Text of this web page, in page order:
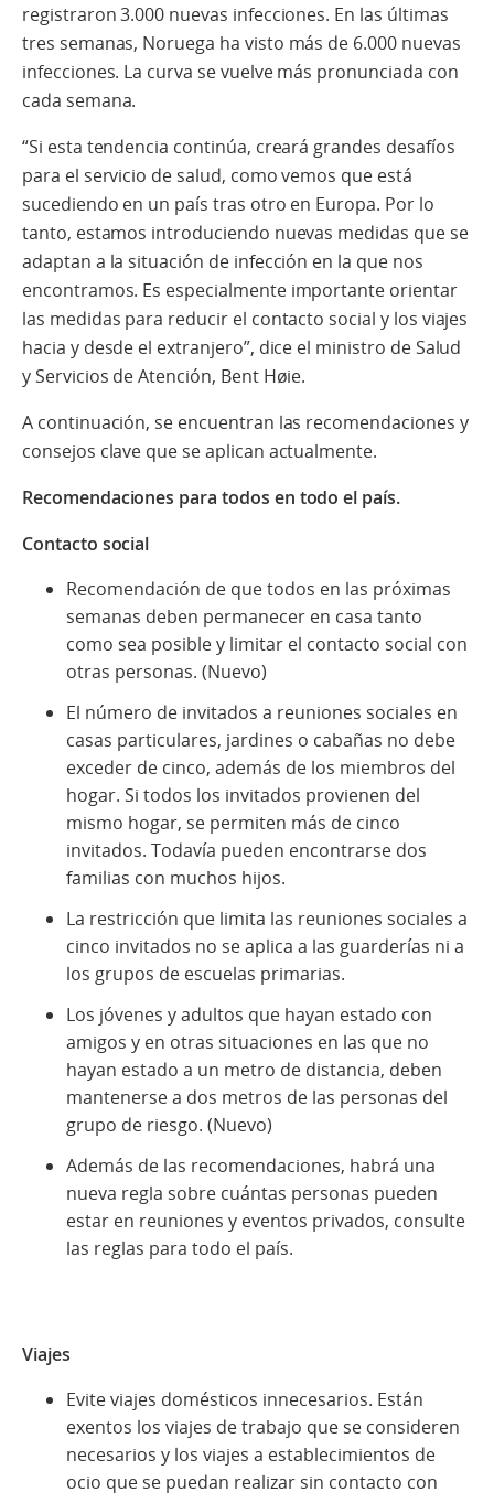
registraron 3.000 nuevas infecciones. En las últimas
tres semanas, Noruega ha visto más de 6.000 nuevas
infecciones. La curva se vuelve más pronunciada con
cada semana.
“Si esta tendencia continúa, creará grandes desafíos
para el servicio de salud, como vemos que está
sucediendo en un país tras otro en Europa. Por lo
tanto, estamos introduciendo nuevas medidas que se
adaptan a la situación de infección en la que nos
encontramos. Es especialmente importante orientar
las medidas para reducir el contacto social y los viajes
hacia y desde el extranjero”, dice el ministro de Salud
y Servicios de Atención, Bent Høie.
A continuación, se encuentran las recomendaciones y
consejos clave que se aplican actualmente.
Recomendaciones para todos en todo el país.
Contacto social
Recomendación de que todos en las próximas
semanas deben permanecer en casa tanto
como sea posible y limitar el contacto social con
otras personas. (Nuevo)
El número de invitados a reuniones sociales en
casas particulares, jardines o cabañas no debe
exceder de cinco, además de los miembros del
hogar. Si todos los invitados provienen del
mismo hogar, se permiten más de cinco
invitados. Todavía pueden encontrarse dos
familias con muchos hijos.
La restricción que limita las reuniones sociales a
cinco invitados no se aplica a las guarderías ni a
los grupos de escuelas primarias.
Los jóvenes y adultos que hayan estado con
amigos y en otras situaciones en las que no
hayan estado a un metro de distancia, deben
mantenerse a dos metros de las personas del
grupo de riesgo. (Nuevo)
Además de las recomendaciones, habrá una
nueva regla sobre cuántas personas pueden
estar en reuniones y eventos privados, consulte
las reglas para todo el país.
Viajes
Evite viajes domésticos innecesarios. Están
exentos los viajes de trabajo que se consideren
necesarios y los viajes a establecimientos de
ocio que se puedan realizar sin contacto con